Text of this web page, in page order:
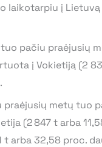
laikotarpiu į
pačiu praėjusių
į Vokietiją (2
metų tuo
(2 847 t arba
t arba 32,58 proc.